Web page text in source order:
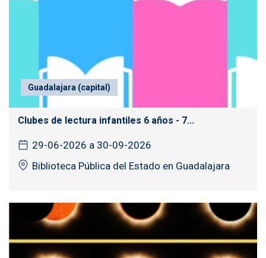
Guadalajara (capital)
Clubes de lectura infantiles 6 años - 7...
29-06-2026 a 30-09-2026
Biblioteca Pública del Estado en Guadalajara